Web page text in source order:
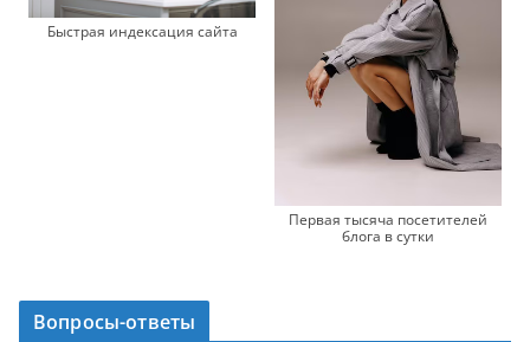
Быстрая индексация сайта
Первая тысяча посетителей
блога в сутки
Вопросы-ответы